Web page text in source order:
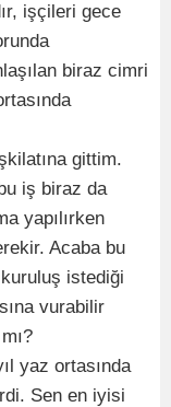
işçileri gece
biraz cimri
gittim.
iş biraz da
yapılırken
Acaba bu
kuruluş istediği
vurabilir
yaz ortasında
Sen en iyisi